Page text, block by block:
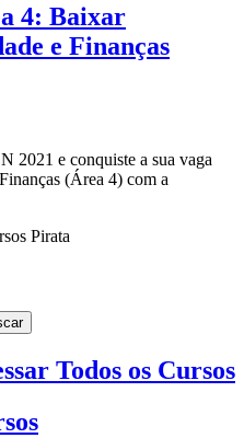
4: Baixar
e Finanças
2021 e conquiste a sua vaga
(Área 4) com a
Pirata
Todos os Cursos